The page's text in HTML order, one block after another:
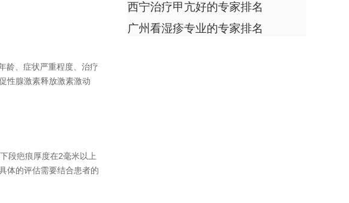
龄、症状严重程度、治疗
性腺激素释放激素激动
段疤痕厚度在2毫米以上
体的评估需要结合患者的
子宫囊肿怎么手术
降压药吃下去多久见效
宝宝肚子发烫是什么原因引起的
西宁治疗甲亢好的专家排名
广州看湿疹专业的专家排名